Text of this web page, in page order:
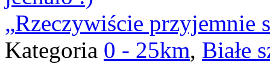
Rzeczywiście przyjemnie
Kategoria 0 - 25km, Białe